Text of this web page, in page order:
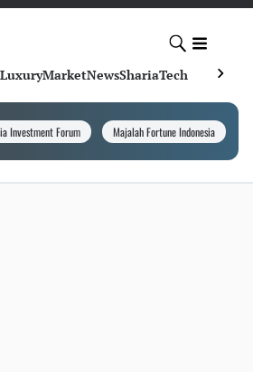
LuxuryMarketNewsShariaTech
Investment Forum Majalah Fortune Indonesia